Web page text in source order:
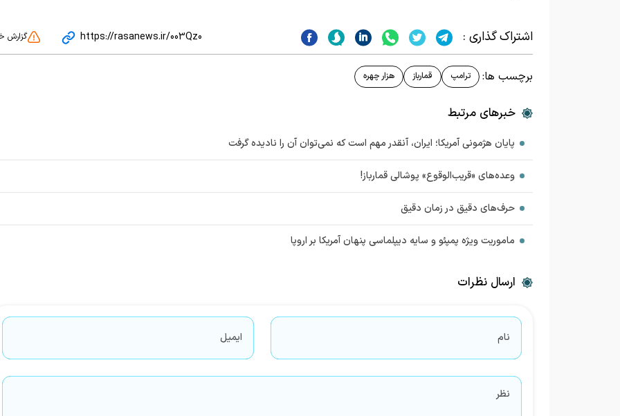
اشتراک گذاری : https://rasanews.ir/003Qz0 گزارش
برچسب ها: ترامپ قمارباز هزار چهره
خبرهای مرتبط
پایان هژمونی آمریکا؛ ایران، آنقدر مهم است که نمی‌توان آن را نادیده گرفت
وعده‌های «قریب‌الوقوع» پوشالی قمارباز!
حرف‌‌های دقیق در زمان دقیق
ماموریت ویژه پمپئو و سایه دیپلماسی پنهان آمریکا بر اروپا
ارسال نظرات